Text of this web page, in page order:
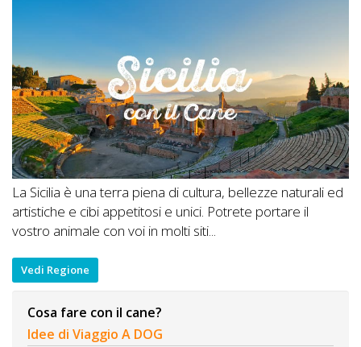
La Sicilia è una terra piena di cultura, bellezze naturali ed
artistiche e cibi appetitosi e unici. Potrete portare il
vostro animale con voi in molti siti...
Vedi Regione
Cosa fare con il cane?
Idee di Viaggio A DOG